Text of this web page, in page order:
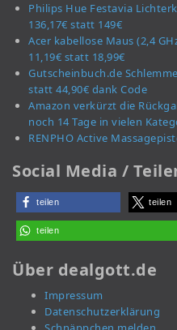
Philips Hue Festavia
136,17€ statt 149€
Acer kabellose Maus (2,4
11,19€ statt 18,99€
Gutscheinbuch.de
statt 44,90€ dank Code
Amazon verkürzt die
noch 14 Tage in vielen
RENPHO Active
Social Media /
teilen teilen
teilen
Über dealgott.de
Impressum
Datenschutzerklärung